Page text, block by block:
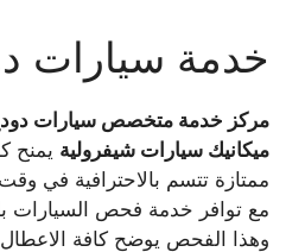
خدمة سيارات
مركز خدمة متخصص سيارات
ميكانيك سيارات شيفرولية يمنح
ممتازة تتسم بالاحترافية في
مع توافر خدمة فحص السيارات
وهذا الفحص يوضح كافة الاعطال